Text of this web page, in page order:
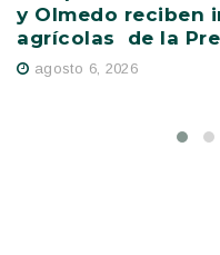
y Olmedo reciben
agrícolas de la
agosto 6, 2026